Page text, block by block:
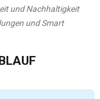
und Nachhaltigkeit
und Smart